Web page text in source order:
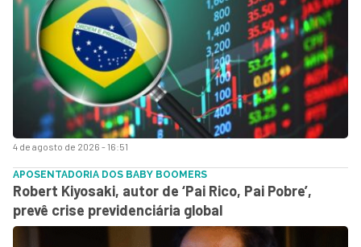
4 de agosto de 2026 - 16:51
APOSENTADORIA DOS BABY BOOMERS
Robert Kiyosaki, autor de ‘Pai Rico, Pai Pobre’,
prevê crise previdenciária global